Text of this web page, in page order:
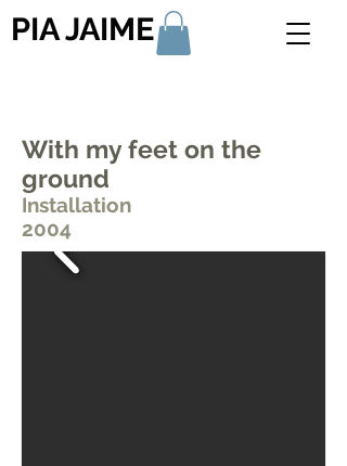
PIA JAIME
With my feet on the
ground
Installation
2004